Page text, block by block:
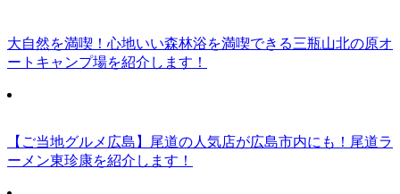
大自然を満喫！心地いい森林浴を満喫できる三瓶山北の原オ
ートキャンプ場を紹介します！
【ご当地グルメ広島】尾道の人気店が広島市内にも！尾道ラ
ーメン東珍康を紹介します！